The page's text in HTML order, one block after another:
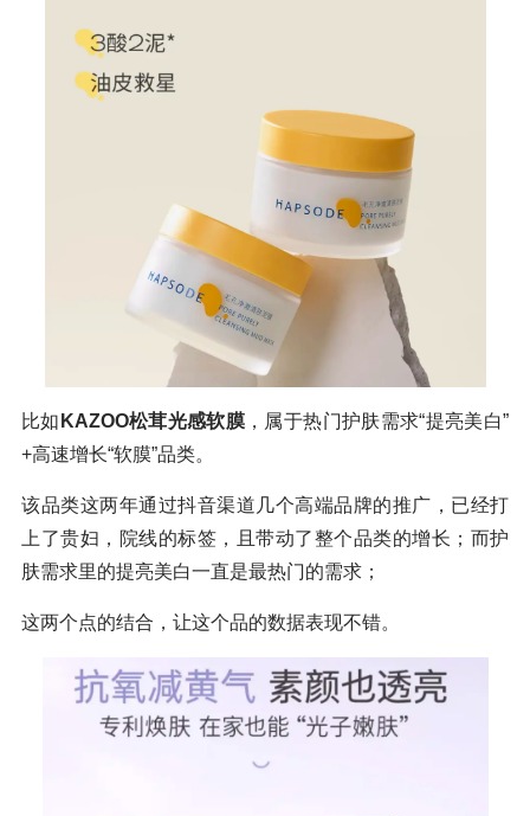
比如 KAZOO松茸光感软膜 ，属于热门护肤需求“提亮美白”
+高速增长“软膜”品类。
该品类这两年通过抖音渠道几个高端品牌的推广，已经打
上了贵妇，院线的标签，且带动了整个品类的增长；而护
肤需求里的提亮美白一直是最热门的需求；
这两个点的结合，让这个品的数据表现不错。